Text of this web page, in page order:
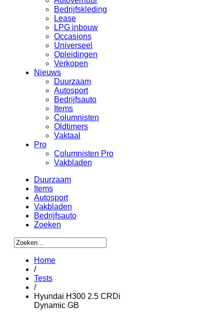
Bedrijfskleding
Lease
LPG inbouw
Occasions
Universeel
Opleidingen
Verkopen
Nieuws
Duurzaam
Autosport
Bedrijfsauto
Items
Columnisten
Oldtimers
Vaktaal
Pro
Columnisten Pro
Vakbladen
Duurzaam
Items
Autosport
Vakbladen
Bedrijfsauto
Zoeken
Home
/
Tests
/
Hyundai H300 2.5 CRDi
Dynamic GB